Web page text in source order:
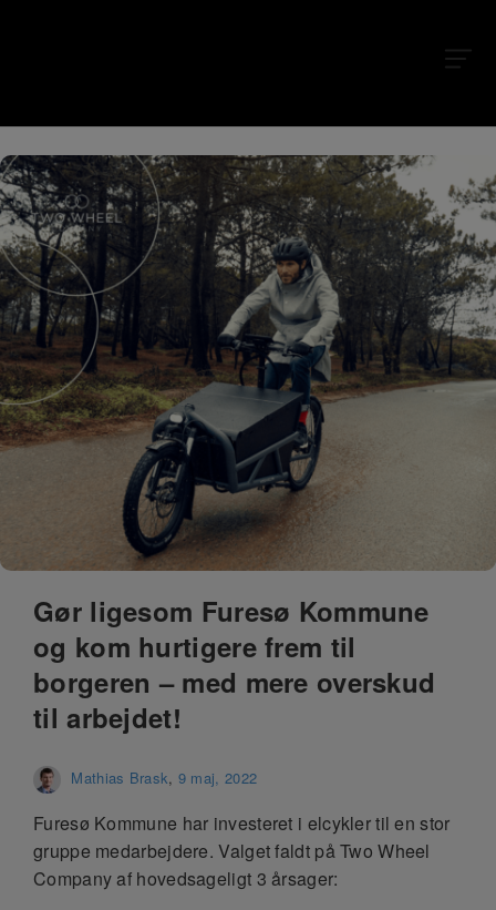
Gør ligesom Furesø Kommune
og kom hurtigere frem til
borgeren – med mere overskud
til arbejdet!
Mathias Brask, 9 maj, 2022
Furesø Kommune har investeret i elcykler til en stor
gruppe medarbejdere. Valget faldt på Two Wheel
Company af hovedsageligt 3 årsager: